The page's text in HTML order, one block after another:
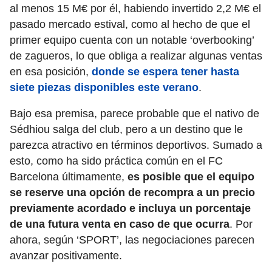
al menos 15 M€ por él, habiendo invertido 2,2 M€ el
pasado mercado estival, como al hecho de que el
primer equipo cuenta con un notable ‘overbooking’
de zagueros, lo que obliga a realizar algunas ventas
en esa posición, donde se espera tener hasta
siete piezas disponibles este verano.
Bajo esa premisa, parece probable que el nativo de
Sédhiou salga del club, pero a un destino que le
parezca atractivo en términos deportivos. Sumado a
esto, como ha sido práctica común en el FC
Barcelona últimamente, es posible que el equipo
se reserve una opción de recompra a un precio
previamente acordado e incluya un porcentaje
de una futura venta en caso de que ocurra. Por
ahora, según ‘SPORT’, las negociaciones parecen
avanzar positivamente.